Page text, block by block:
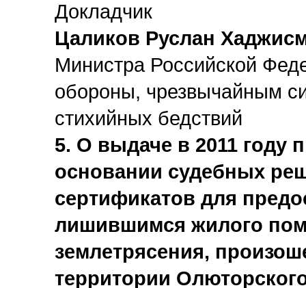
Докладчик
Цаликов Руслан
Министра Российской
обороны, чрезвычайным
стихийных бедствий
5. О выдаче в 2011 году
основании судебных
сертификатов для
лишившимся жилого
землетрясения,
территории